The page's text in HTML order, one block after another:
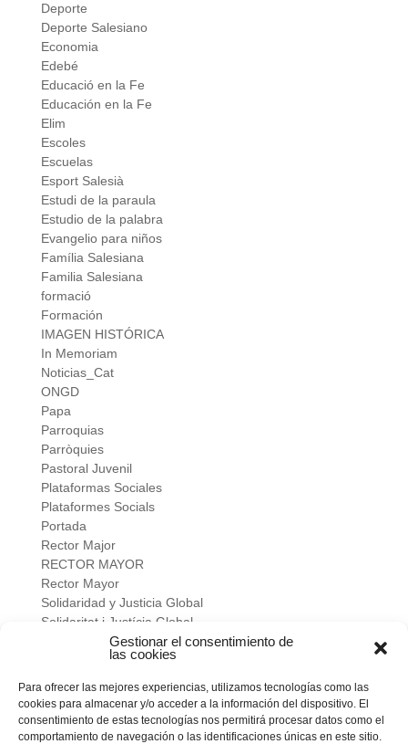
Gestionar el consentimiento de
las cookies
Para ofrecer las mejores experiencias, utilizamos tecnologías como las
cookies para almacenar y/o acceder a la información del dispositivo. El
consentimiento de estas tecnologías nos permitirá procesar datos como el
comportamiento de navegación o las identificaciones únicas en este sitio.
Deporte
Deporte Salesiano
Economia
Edebé
Educació en la Fe
Educación en la Fe
Elim
Escoles
Escuelas
Esport Salesià
Estudi de la paraula
Estudio de la palabra
Evangelio para niños
Família Salesiana
Familia Salesiana
formació
Formación
IMAGEN HISTÓRICA
In Memoriam
Noticias_Cat
ONGD
Papa
Parroquias
Parròquies
Pastoral Juvenil
Plataformas Sociales
Plataformes Socials
Portada
Rector Major
RECTOR MAYOR
Rector Mayor
Solidaridad y Justicia Global
Solidaritat i Justícia Global
verano salesiano
Vivir a fondo
Vocacional